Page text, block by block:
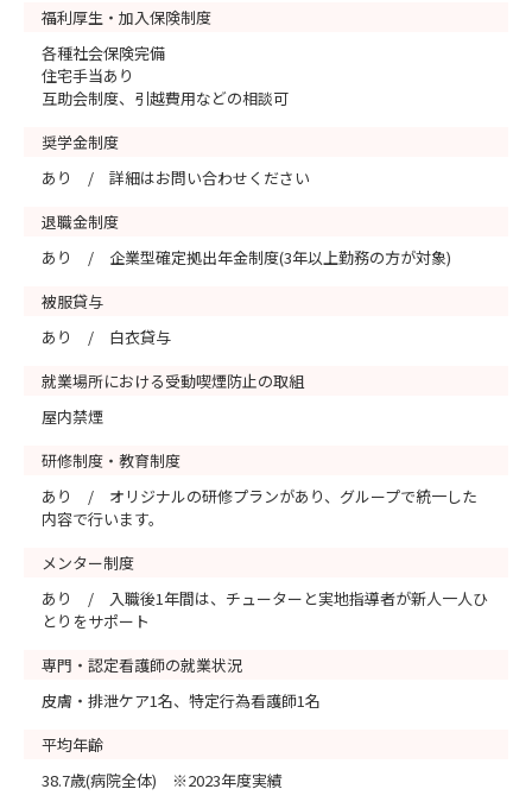
福利厚生・加入保険制度
各種社会保険完備
住宅手当あり
互助会制度、引越費用などの相談可
奨学金制度
あり / 詳細はお問い合わせください
退職金制度
あり / 企業型確定拠出年金制度(3年以上勤務の方が対象)
被服貸与
あり / 白衣貸与
就業場所における受動喫煙防止の取組
屋内禁煙
研修制度・教育制度
あり / オリジナルの研修プランがあり、グループで統一した
内容で行います。
メンター制度
あり / 入職後1年間は、チューターと実地指導者が新人一人ひ
とりをサポート
専門・認定看護師の就業状況
皮膚・排泄ケア1名、特定行為看護師1名
平均年齢
38.7歳(病院全体) ※2023年度実績